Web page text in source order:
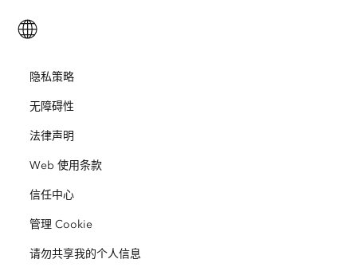
Esri Store
Esri 年轻专家关系网
活动
ArcUser
ArcNews
Esri Press
GIS 字典
招贤纳士
开放视野
业务行为准则
网站地图
ArcGIS for Student Use
保护
教育
种族平等
隐私策略
无障碍性
法律声明
Web 使用条款
信任中心
管理 Cookie
请勿共享我的个人信息